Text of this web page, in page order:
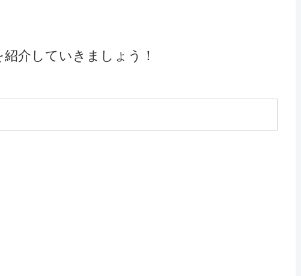
介していきましょう！